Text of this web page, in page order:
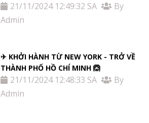
21/11/2024 12:49:32 SA
By
Admin
✈ KHỞI HÀNH TỪ NEW YORK - TRỞ VỀ
THÀNH PHỐ HỒ CHÍ MINH 🙆
21/11/2024 12:48:33 SA
By
Admin